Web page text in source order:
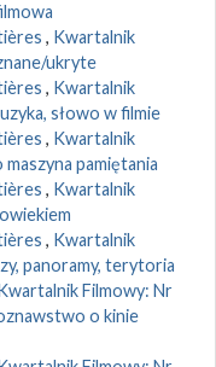
, Kwartalnik
ukryte
, Kwartalnik
słowo w filmie
, Kwartalnik
pamiętania
, Kwartalnik
, Kwartalnik
panoramy, terytoria
Filmowy: Nr
o kinie